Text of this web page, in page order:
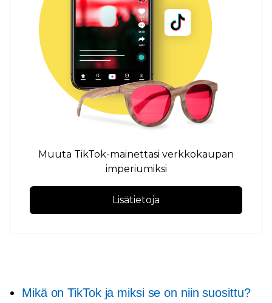
Muuta TikTok-mainettasi verkkokaupan
imperiumiksi
Lisätietoja
Mikä on TikTok ja miksi se on niin suosittu?